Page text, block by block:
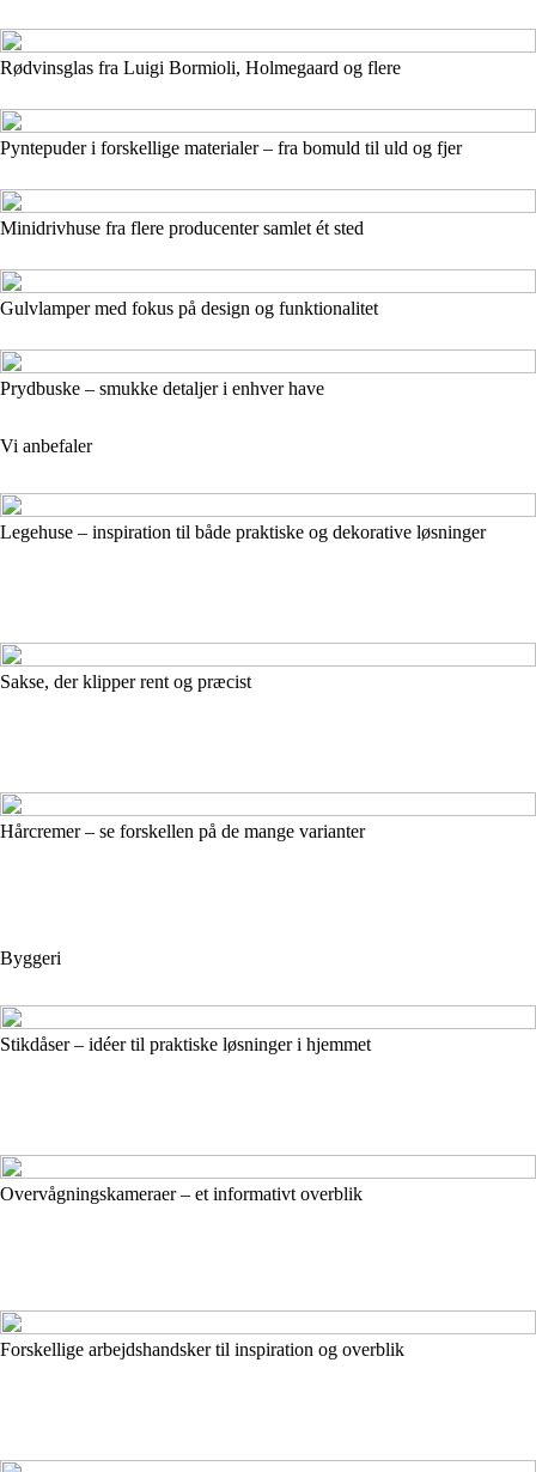
Rødvinsglas fra Luigi Bormioli, Holmegaard og flere
Pyntepuder i forskellige materialer – fra bomuld til uld og fjer
Minidrivhuse fra flere producenter samlet ét sted
Gulvlamper med fokus på design og funktionalitet
Prydbuske – smukke detaljer i enhver have
Vi anbefaler
Legehuse – inspiration til både praktiske og dekorative løsninger
Sakse, der klipper rent og præcist
Hårcremer – se forskellen på de mange varianter
Byggeri
Stikdåser – idéer til praktiske løsninger i hjemmet
Overvågningskameraer – et informativt overblik
Forskellige arbejdshandsker til inspiration og overblik